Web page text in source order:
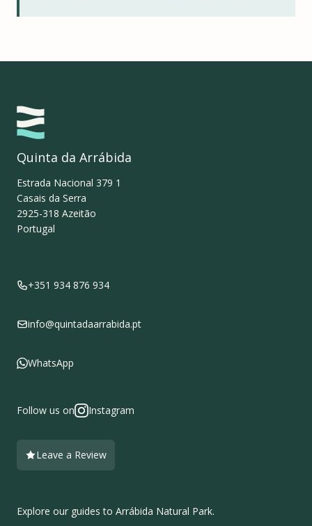
Quinta da Arrábida
Estrada Nacional 379 1
Casais da Serra
2925-318 Azeitão
Portugal
+351 934 876 934
info@quintadaarrabida.pt
WhatsApp
Follow us on Instagram
Leave a Review
Explore our guides to Arrábida Natural Park.